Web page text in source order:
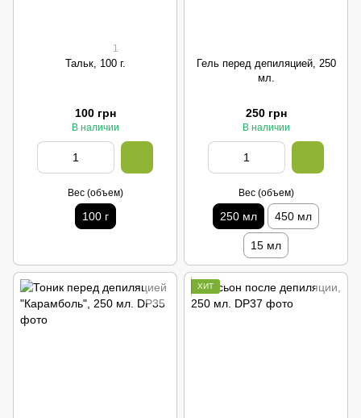
1
Тальк, 100 г.
100 грн
В наличии
Вес (объем)
100 г
Гель перед депиляцией, 250
мл.
250 грн
В наличии
Вес (объем)
250 мл 450 мл
15 мл
ХИТ